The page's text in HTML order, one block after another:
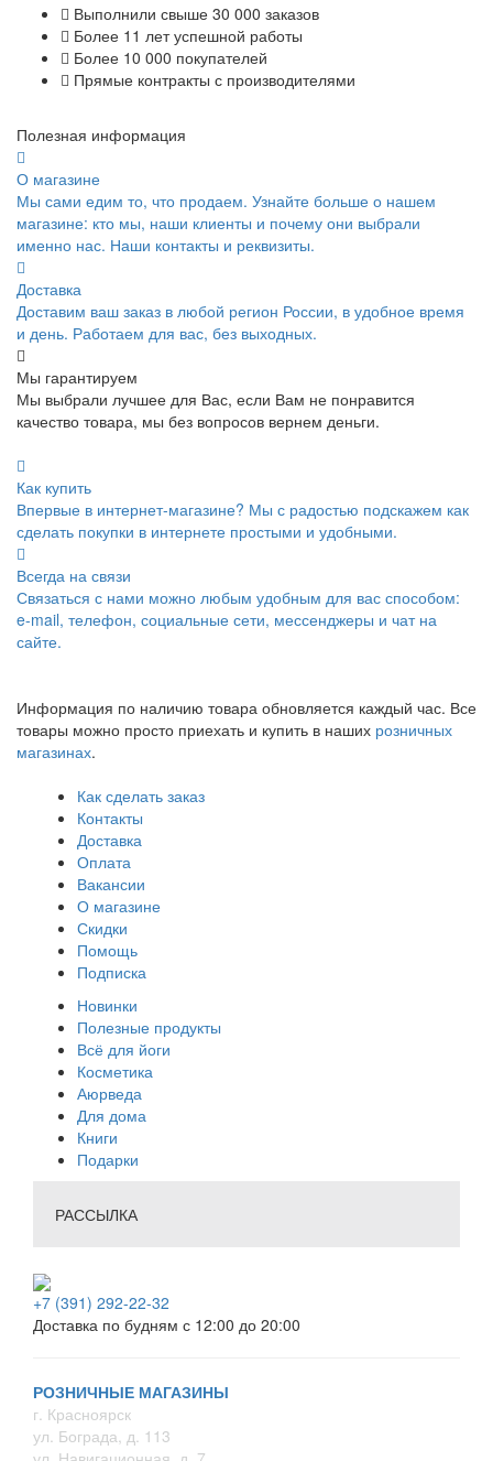
Выполнили свыше 30 000 заказов
Более 11 лет успешной работы
Более 10 000 покупателей
Прямые контракты с производителями
Полезная информация
О магазине
Мы сами едим то, что продаем. Узнайте больше о нашем
магазине: кто мы, наши клиенты и почему они выбрали
именно нас. Наши контакты и реквизиты.
Доставка
Доставим ваш заказ в любой регион России, в удобное время
и день. Работаем для вас, без выходных.
Мы гарантируем
Мы выбрали лучшее для Вас, если Вам не понравится
качество товара, мы без вопросов вернем деньги.
Как купить
Впервые в интернет-магазине? Мы с радостью подскажем как
сделать покупки в интернете простыми и удобными.
Всегда на связи
Связаться с нами можно любым удобным для вас способом:
e-mail, телефон, социальные сети, мессенджеры и чат на
сайте.
Информация по наличию товара обновляется каждый час. Все
товары можно просто приехать и купить в наших розничных
магазинах.
Как сделать заказ
Контакты
Доставка
Оплата
Вакансии
О магазине
Скидки
Помощь
Подписка
Новинки
Полезные продукты
Всё для йоги
Косметика
Аюрведа
Для дома
Книги
Подарки
РАССЫЛКА
+7 (391) 292-22-32
Доставка по будням с 12:00 до 20:00
РОЗНИЧНЫЕ МАГАЗИНЫ
г. Красноярск
ул. Бограда, д. 113